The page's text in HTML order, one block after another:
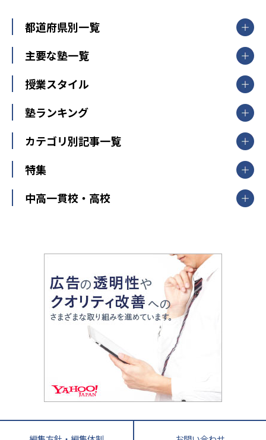
都道府県別一覧
北海道・東北
山形県
福島県
関東
東京都
神奈川県
茨城県
栃木県
群馬県
新潟県
中部
愛知県
静岡県
長野県
大阪府
兵庫県 京都府 奈良県
和歌山県
鳥取県
島根県 岡山県 広島県
香川県
高知県
長崎県 熊本県
鹿児島県 沖縄県
主要な塾一覧
【掲載塾一覧を見る】
東京個別指導学院
明光義塾
個別教室のトライ
武田塾
授業スタイル
個別指導
オンライン指導
塾ランキング
中学受験ランキング
カテゴリ別記事一覧
中学受験
大学受験
教育全般
中学受験に熱心な市区町村ランキング
小学校受験
家庭教師
特集
開成番長直伝！子どもの受験を成功させる方法
運動と遊びを考える
情報Ⅰ、数学が苦手な人注目！最短距離の学力
アップ法
悩み多き「大学受験」相談室
英語・英会話・英検対策
小学校教師が解説！中学受験のリアル
教育ジャーナリストが徹底解説！ 大学受験の羅
中高一貫校・高校
大学入試改革
ママテクエグザム
進化する中高一貫校・高校